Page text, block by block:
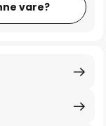
vare?